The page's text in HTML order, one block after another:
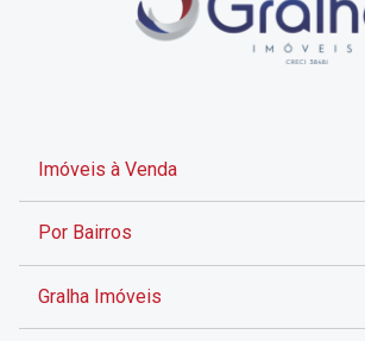
Imóveis à Venda
Por Bairros
Gralha Imóveis